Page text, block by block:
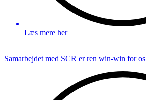
Læs mere her
Samarbejdet med SCR er ren win-win for os